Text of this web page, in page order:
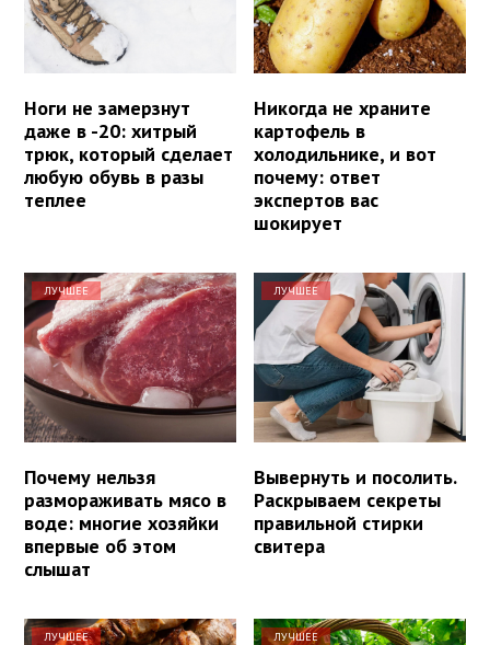
Ноги не замерзнут
даже в -20: хитрый
трюк, который сделает
любую обувь в разы
теплее
Никогда не храните
картофель в
холодильнике, и вот
почему: ответ
экспертов вас
шокирует
ЛУЧШЕЕ
Почему нельзя
размораживать мясо в
воде: многие хозяйки
впервые об этом
слышат
ЛУЧШЕЕ
Вывернуть и посолить.
Раскрываем секреты
правильной стирки
свитера
ЛУЧШЕЕ ЛУЧШЕЕ